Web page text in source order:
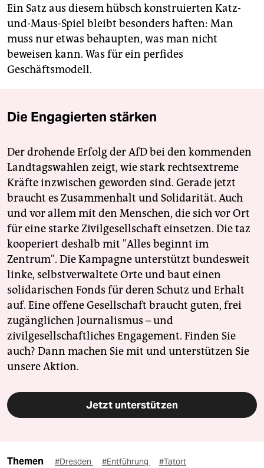
Ein Satz aus diesem hübsch konstruierten Katz-
und-Maus-Spiel bleibt besonders haften: Man
muss nur etwas behaupten, was man nicht
beweisen kann. Was für ein perfides
Geschäftsmodell.
Die Engagierten stärken
Der drohende Erfolg der AfD bei den kommenden
Landtagswahlen zeigt, wie stark rechtsextreme
Kräfte inzwischen geworden sind. Gerade jetzt
braucht es Zusammenhalt und Solidarität. Auch
und vor allem mit den Menschen, die sich vor Ort
für eine starke Zivilgesellschaft einsetzen. Die taz
kooperiert deshalb mit "Alles beginnt im
Zentrum". Die Kampagne unterstützt bundesweit
linke, selbstverwaltete Orte und baut einen
solidarischen Fonds für deren Schutz und Erhalt
auf. Eine offene Gesellschaft braucht guten, frei
zugänglichen Journalismus – und
zivilgesellschaftliches Engagement. Finden Sie
auch? Dann machen Sie mit und unterstützen Sie
unsere Aktion.
Jetzt unterstützen
Themen #Dresden #Entführung #Tatort